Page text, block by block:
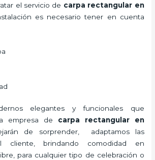
el servicio de carpa rectangular en
es necesario tener en cuenta
elegantes y funcionales que
empresa de carpa rectangularen
de sorprender, adaptamos las
cliente, brindando comodidad en
para cualquier tipo de celebración o